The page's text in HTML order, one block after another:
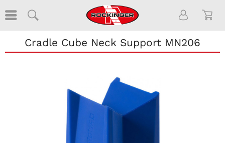
Cradle Cube Neck Support MN206